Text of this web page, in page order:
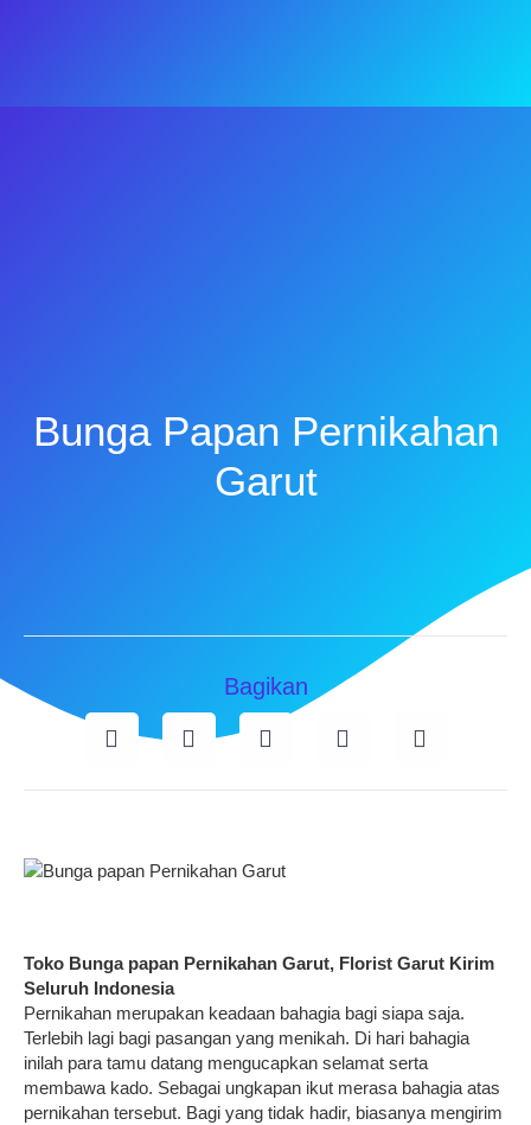
Bunga Papan Pernikahan
Garut
Bagikan
Toko Bunga papan Pernikahan Garut, Florist Garut Kirim
Seluruh Indonesia
Pernikahan merupakan keadaan bahagia bagi siapa saja.
Terlebih lagi bagi pasangan yang menikah. Di hari bahagia
inilah para tamu datang mengucapkan selamat serta
membawa kado. Sebagai ungkapan ikut merasa bahagia atas
pernikahan tersebut. Bagi yang tidak hadir, biasanya mengirim